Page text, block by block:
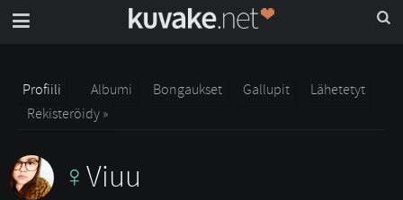
Profiili Albumi Bongaukset Gallupit
Lähetetyt
Rekisteröidy »
Viuu